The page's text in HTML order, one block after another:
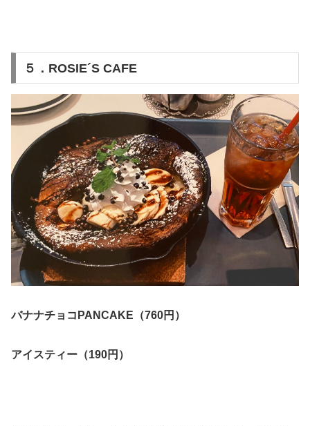
５． ROSIE´S CAFE
バナナチョコPANCAKE（760円）
アイスティー（190円）